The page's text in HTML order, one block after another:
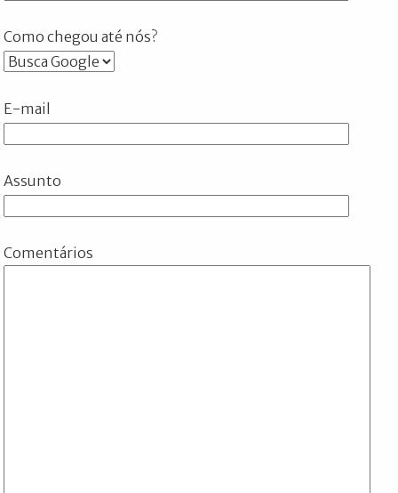
Como chegou até nós?
E-mail
Assunto
Comentários